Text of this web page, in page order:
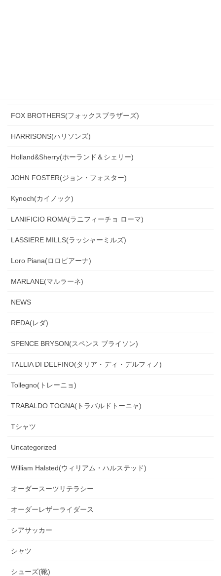
FOX BROTHERS(フォックスブラザーズ)
HARRISONS(ハリソンズ)
Holland&Sherry(ホーランド＆シェリー)
JOHN FOSTER(ジョン・フォスター)
Kynoch(カイノック)
LANIFICIO ROMA(ラニフィーチョ ローマ)
LASSIERE MILLS(ラッシャーミルズ)
Loro Piana(ロロピアーナ)
MARLANE(マルラーネ)
NEWS
REDA(レダ)
SPENCE BRYSON(スペンス ブライソン)
TALLIA DI DELFINO(タリア・ディ・デルフィノ)
Tollegno(トレーニョ)
TRABALDO TOGNA(トラバルドトーニャ)
Tシャツ
Uncategorized
William Halsted(ウィリアム・ハルステッド)
オーダースーツリテラシー
オーダーレザーライダース
シアサッカー
シャツ
シューズ(靴)